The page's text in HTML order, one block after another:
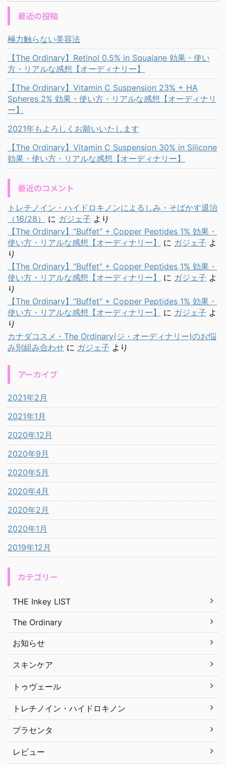
最近の投稿
極力触らない美容法
【The Ordinary】Retinol 0.5% in Squalane 効果・使い
方・リアルな感想【オーディナリー】
【The Ordinary】Vitamin C Suspension 23% + HA
Spheres 2% 効果・使い方・リアルな感想【オーディナリ
ー】
2021年もよろしくお願いいたします
【The Ordinary】Vitamin C Suspension 30% in Silicone
効果・使い方・リアルな感想【オーディナリー】
最近のコメント
トレチノイン・ハイドロキノンによるしみ・そばかす退治
（16/28）
に ガジェ子 より
【The Ordinary】“Buffet” + Copper Peptides 1% 効果・
使い方・リアルな感想【オーディナリー】
に ガジェ子 よ
り
【The Ordinary】“Buffet” + Copper Peptides 1% 効果・
使い方・リアルな感想【オーディナリー】
に ガジェ子 よ
り
【The Ordinary】“Buffet” + Copper Peptides 1% 効果・
使い方・リアルな感想【オーディナリー】
に ガジェ子 よ
り
カナダコスメ・The Ordinary(ジ・オーディナリー)のお悩
み別組み合わせ に ガジェ子 より
アーカイブ
2021年2月
2021年1月
2020年12月
2020年9月
2020年5月
2020年4月
2020年2月
2020年1月
2019年12月
カテゴリー
THE Inkey LIST
The Ordinary
お知らせ
スキンケア
トゥヴェール
トレチノイン・ハイドロキノン
プラセンタ
レビュー